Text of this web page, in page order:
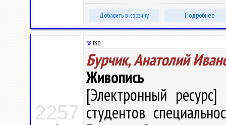
Добавить в корзину Подробнее
2257
38 Б90
Бурчик, Анатолий
Живопись
[Электронный
студентов